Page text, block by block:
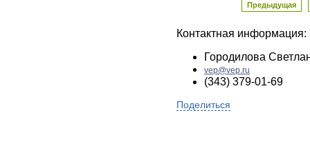
Предыдущая
Контактная информация:
Городилова
vep@vep.ru
(343) 379-01-69
Поделиться